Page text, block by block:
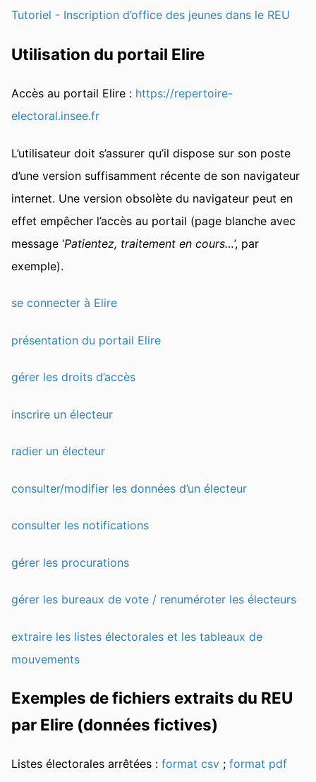
Tutoriel - Inscription d’office des jeunes dans le REU
Utilisation du portail Elire
Accès au portail Elire : https://repertoire-
electoral.insee.fr
L’utilisateur doit s’assurer qu’il dispose sur son poste
d’une version suffisamment récente de son navigateur
internet. Une version obsolète du navigateur peut en
effet empêcher l’accès au portail (page blanche avec
message ‘Patientez, traitement en cours…’, par
exemple).
se connecter à Elire
présentation du portail Elire
gérer les droits d’accès
inscrire un électeur
radier un électeur
consulter/modifier les données d’un électeur
consulter les notifications
gérer les procurations
gérer les bureaux de vote / renuméroter les électeurs
extraire les listes électorales et les tableaux de
mouvements
Exemples de fichiers extraits du REU
par Elire (données fictives)
Listes électorales arrêtées : format csv ; format pdf